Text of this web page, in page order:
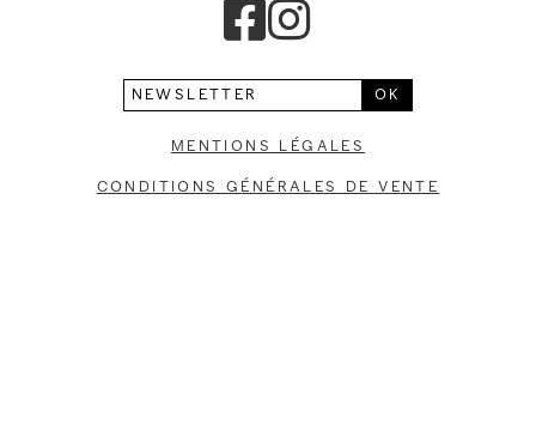
Mentions légales
Conditions générales de vente